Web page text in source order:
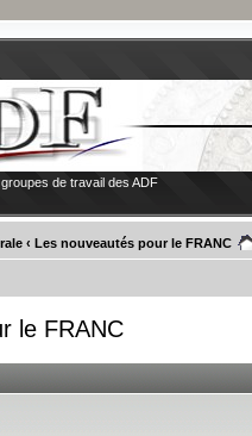
de travail des ADF
‹ Les nouveautés pour le FRANC
le FRANC